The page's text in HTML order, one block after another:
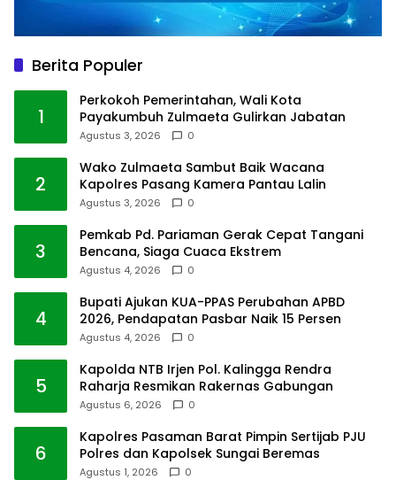
Berita Populer
1
Perkokoh Pemerintahan, Wali Kota
Payakumbuh Zulmaeta Gulirkan Jabatan
Agustus 3, 2026 0
2
Wako Zulmaeta Sambut Baik Wacana
Kapolres Pasang Kamera Pantau Lalin
Agustus 3, 2026 0
3
Pemkab Pd. Pariaman Gerak Cepat Tangani
Bencana, Siaga Cuaca Ekstrem
Agustus 4, 2026 0
4
Bupati Ajukan KUA-PPAS Perubahan APBD
2026, Pendapatan Pasbar Naik 15 Persen
Agustus 4, 2026 0
5
Kapolda NTB Irjen Pol. Kalingga Rendra
Raharja Resmikan Rakernas Gabungan
Agustus 6, 2026 0
6
Kapolres Pasaman Barat Pimpin Sertijab PJU
Polres dan Kapolsek Sungai Beremas
Agustus 1, 2026 0